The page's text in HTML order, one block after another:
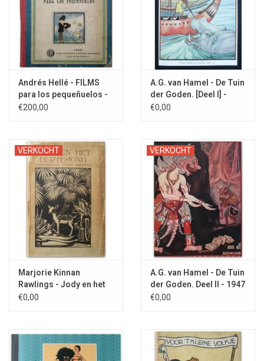
Andrés Hellé - FILMS
para los pequeñuelos -
1925
€200,00
A.G. van Hamel - De Tuin
der Goden. [Deel I] -
1940
€0,00
VERKOCHT
Marjorie Kinnan
Rawlings - Jody en het
hertejong - 1940
€0,00
VERKOCHT
A.G. van Hamel - De Tuin
der Goden. Deel II - 1947
€0,00